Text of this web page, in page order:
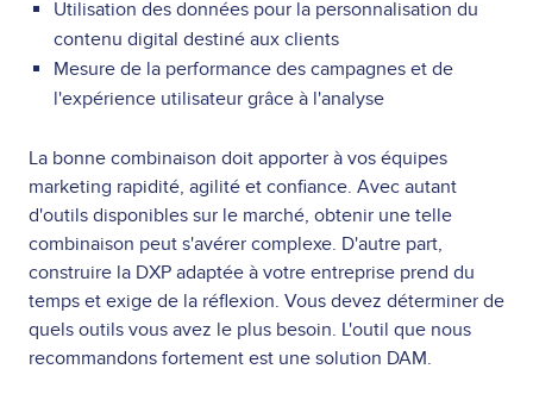
Utilisation des données pour la personnalisation du
contenu digital destiné aux clients
Mesure de la performance des campagnes et de
l'expérience utilisateur grâce à l'analyse
La bonne combinaison doit apporter à vos équipes
marketing rapidité, agilité et confiance. Avec autant
d'outils disponibles sur le marché, obtenir une telle
combinaison peut s'avérer complexe. D'autre part,
construire la DXP adaptée à votre entreprise prend du
temps et exige de la réflexion. Vous devez déterminer de
quels outils vous avez le plus besoin. L'outil que nous
recommandons fortement est une solution DAM.